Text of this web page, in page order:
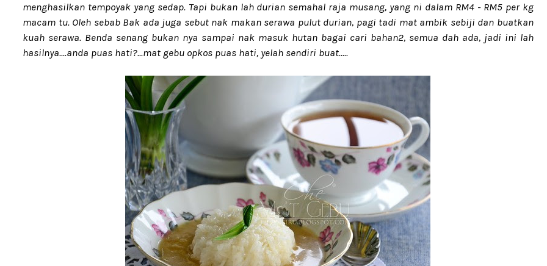
menghasilkan tempoyak yang sedap. Tapi bukan lah durian semahal raja musang, yang ni dalam RM4 - RM5 per kg
macam tu. Oleh sebab Bak ada juga sebut nak makan serawa pulut durian, pagi tadi mat ambik sebiji dan buatkan
kuah serawa. Benda senang bukan nya sampai nak masuk hutan bagai cari bahan2, semua dah ada, jadi ini lah
hasilnya....anda puas hati?...mat gebu opkos puas hati, yelah sendiri buat.....